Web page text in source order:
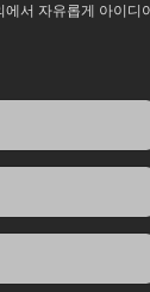
에서 자유롭게 아이디